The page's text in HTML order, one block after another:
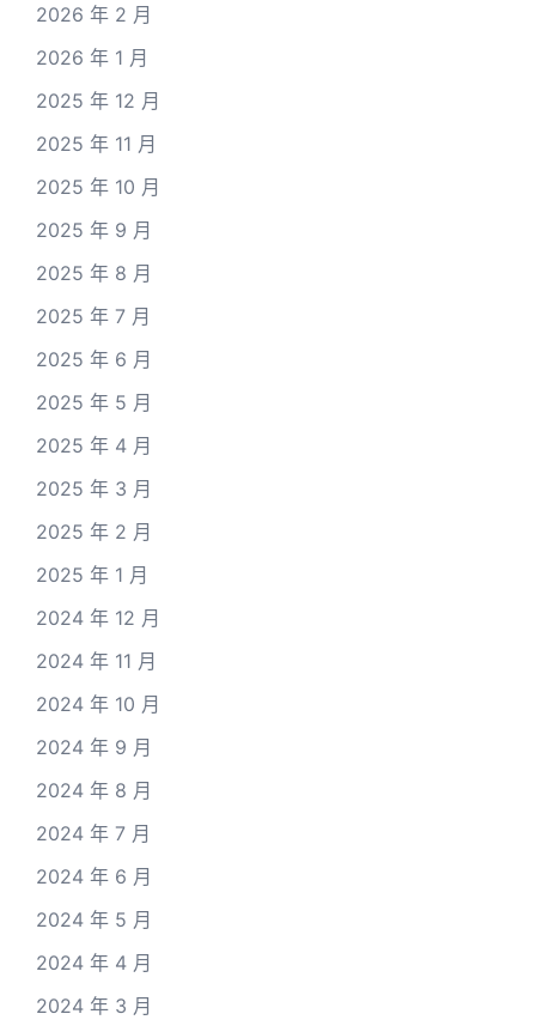
2026 年 2 月
2026 年 1 月
2025 年 12 月
2025 年 11 月
2025 年 10 月
2025 年 9 月
2025 年 8 月
2025 年 7 月
2025 年 6 月
2025 年 5 月
2025 年 4 月
2025 年 3 月
2025 年 2 月
2025 年 1 月
2024 年 12 月
2024 年 11 月
2024 年 10 月
2024 年 9 月
2024 年 8 月
2024 年 7 月
2024 年 6 月
2024 年 5 月
2024 年 4 月
2024 年 3 月